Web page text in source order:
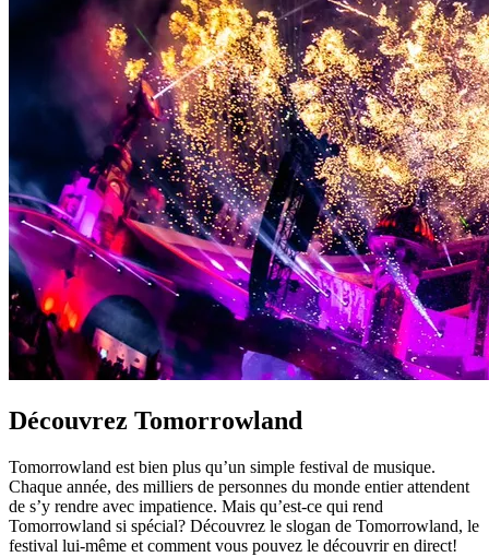
Découvrez Tomorrowland
Tomorrowland est bien plus qu’un simple festival de musique.
Chaque année, des milliers de personnes du monde entier attendent
de s’y rendre avec impatience. Mais qu’est-ce qui rend
Tomorrowland si spécial? Découvrez le slogan de Tomorrowland, le
festival lui-même et comment vous pouvez le découvrir en direct!